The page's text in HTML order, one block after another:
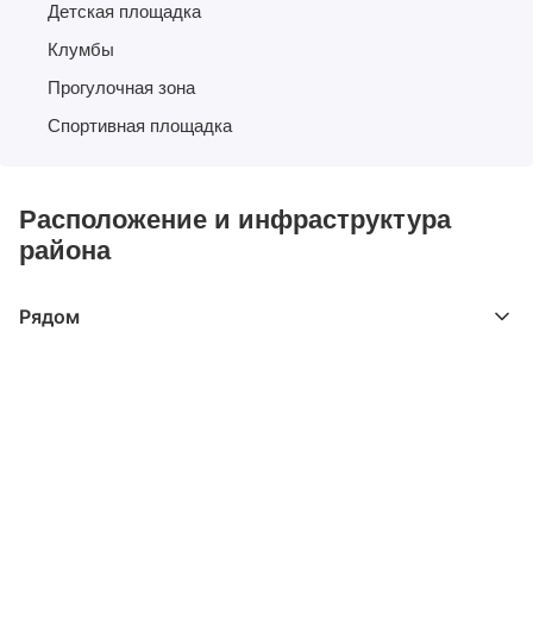
Детская площадка
Клумбы
Прогулочная зона
Спортивная площадка
Расположение и инфраструктура
района
Рядом